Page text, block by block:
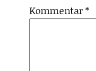
Kommentar*